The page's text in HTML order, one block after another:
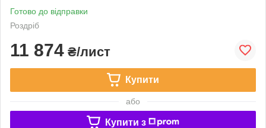
Готово до відправки
Роздріб
11 874 ₴/лист
Купити
або
Купити з